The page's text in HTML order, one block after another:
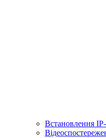
Встановлення